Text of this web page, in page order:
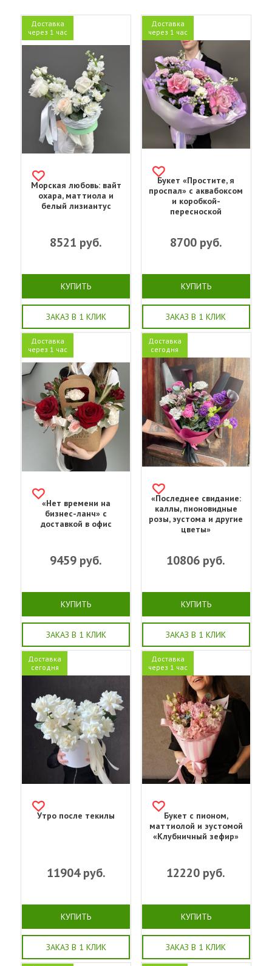
Доставка
через 1 час
Морская любовь: вайт
охара, маттиола и
белый лизиантус
8521 руб.
КУПИТЬ
ЗАКАЗ В 1 КЛИК
Доставка
через 1 час
Букет «‎Простите, я
проспал»‎ с аквабоксом
и коробкой-
пересноской
8700руб.
КУПИТЬ
ЗАКАЗ В 1 КЛИК
Доставка
через 1 час
«Нет времени на
бизнес-ланч» с
доставкой в офис
9459 руб.
КУПИТЬ
ЗАКАЗ В 1 КЛИК
Доставка
сегодня
«Последнее свидание:
каллы, пионовидные
розы, эустома и другие
цветы»
10806 руб.
КУПИТЬ
ЗАКАЗ В 1 КЛИК
Доставка
сегодня
Утро после текилы
11904руб.
КУПИТЬ
ЗАКАЗ В 1 КЛИК
Доставка
через 1 час
Букет с пионом,
маттиолой и эустомой
«Клубничный зефир»
12220 руб.
КУПИТЬ
ЗАКАЗ В 1 КЛИК